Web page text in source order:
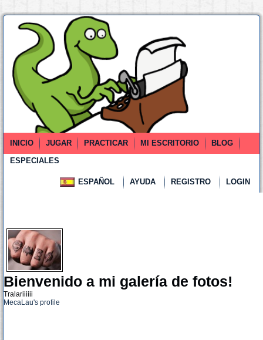
INICIO JUGAR PRACTICAR MI ESCRITORIO
BLOG
ESPECIALES
ESPAÑOL AYUDA REGISTRO LOGIN
Bienvenido a mi galería de fotos!
Tralariiiiii
MecaLau's profile